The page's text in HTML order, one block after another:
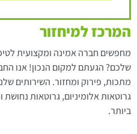
המרכז למיחזור
מחפשים חברה אמינה ומקצועית
שלכם? הגעתם למקום הנכון! אנו
מתכות, פירוק ומחזור. השירותים
גרוטאות אלומיניום, גרוטאות
ביותר.